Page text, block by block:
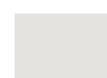
Rodeada debosque